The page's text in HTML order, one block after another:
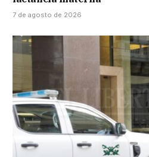
7 de agosto de 2026